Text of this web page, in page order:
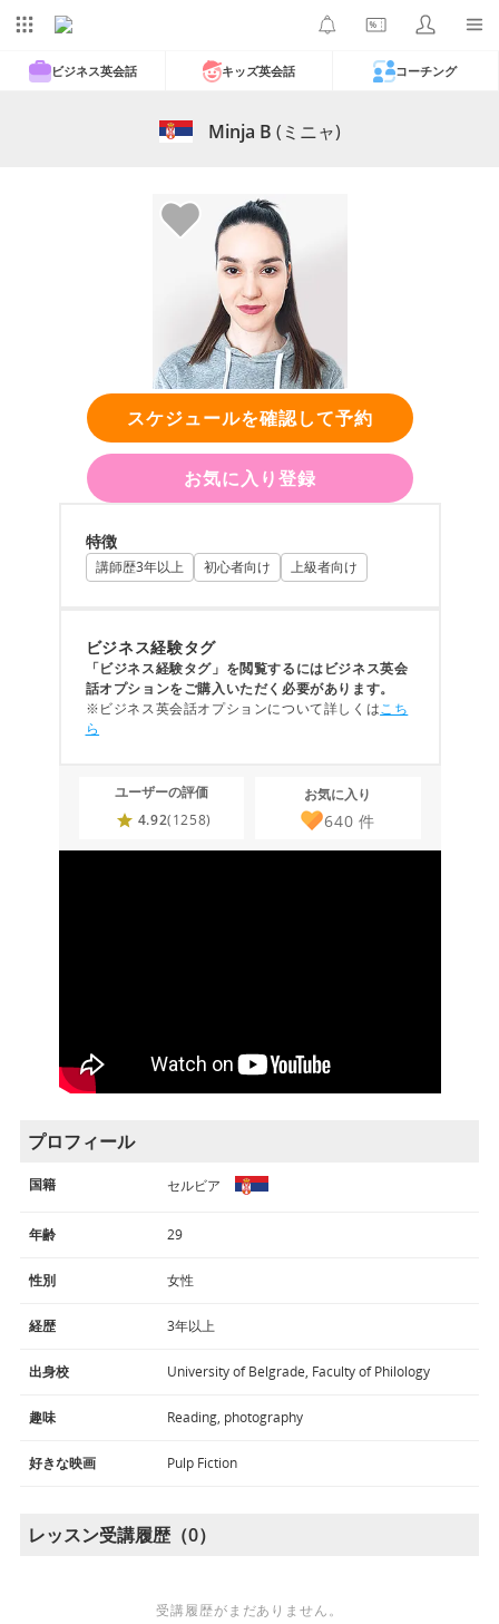
ビジネス英会話 キッズ英会話 コーチング
Minja B (ミニャ)
スケジュールを確認して予約
お気に入り登録
特徴
講師歴3年以上 初心者向け 上級者向け
ビジネス経験タグ
「ビジネス経験タグ」を閲覧するにはビジネス英会
話オプションをご購入いただく必要があります。
※ビジネス英会話オプションについて詳しくはこち
ら
ユーザーの評価
4.92(1258)
お気に入り
640 件
プロフィール
国籍 セルビア
年齢 29
性別 女性
経歴 3年以上
出身校 University of Belgrade, Faculty of Philology
趣味 Reading, photography
好きな映画 Pulp Fiction
レッスン受講履歴（0）
受講履歴がまだありません。